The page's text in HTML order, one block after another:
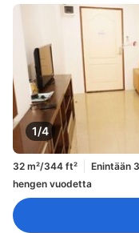
1/4
32 m²/344 ft² Enintään
hengen vuodetta